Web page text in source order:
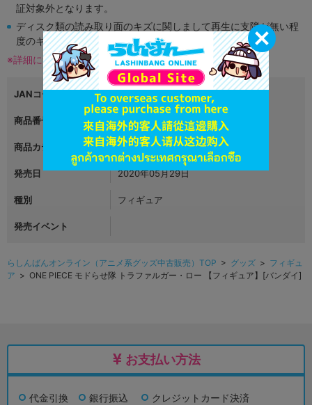
証対象外となります。
ディスク類の読み取り面のキズに関しまして再生に支障が無い程
度のキズがある場合がございます。
※詳細につきましてはコチラ
JANコード 4549660446699
商品番号 L03535496
商品カテゴリ グッズ
発売日 2020年05月29日
種別 フィギュア
発売イベント
らしんばんオンライン（アニメ系グッズ中古販売）TOP > グッズ > フィギュ
ア > ONE PIECE モドらせ隊 トラファルガー・ロー 【フィギュア】[バンダイ]
お支払い方法
代金引換 銀行振込 クレジットカード決済